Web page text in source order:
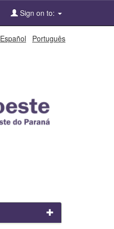
Sign on to:
Español Português